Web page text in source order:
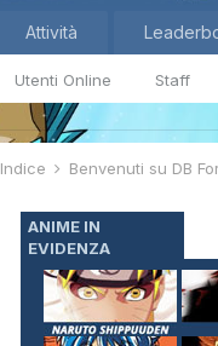
Utenti Online Staff
Attività
Indice Benvenuti su DB
ANIME IN
EVIDENZA